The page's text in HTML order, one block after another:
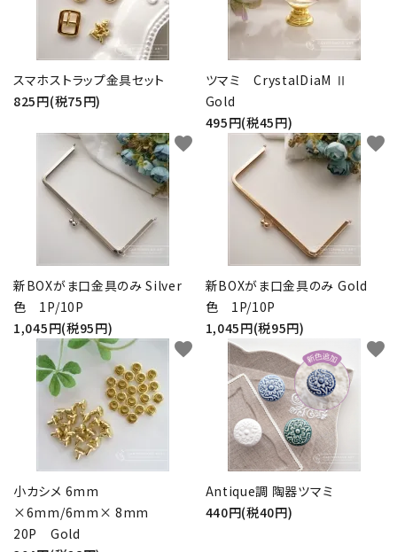
スマホストラップ金具セット
825円(税75円)
ツマミ CrystalDiaM Ⅱ
Gold
495円(税45円)
新BOXがま口金具のみ Silver
色 1P/10P
1,045円(税95円)
favorite
新BOXがま口金具のみ Gold
色 1P/10P
1,045円(税95円)
favorite
小カシメ 6mm
×6mm/6mm× 8mm
20P Gold
favorite
Antique調 陶器ツマミ
440円(税40円)
favorite